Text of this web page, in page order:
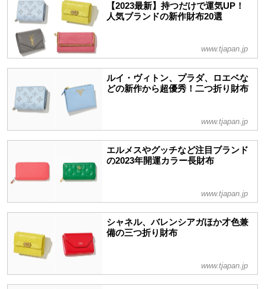
【2023最新】持つだけで運気UP！
人気ブランドの新作財布20選
www.tjapan.jp
ルイ・ヴィトン、プラダ、ロエベな
どの新作から超優秀！二つ折り財布
www.tjapan.jp
エルメスやグッチなど注目ブランド
の2023年開運カラー長財布
www.tjapan.jp
シャネル、バレンシアガほか才色兼
備の三つ折り財布
www.tjapan.jp